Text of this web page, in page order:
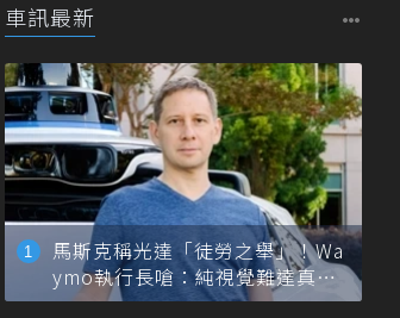
車訊最新
馬斯克稱光達「徒勞之舉」！Wa
ymo執行長嗆：純視覺難達真正
自動駕駛